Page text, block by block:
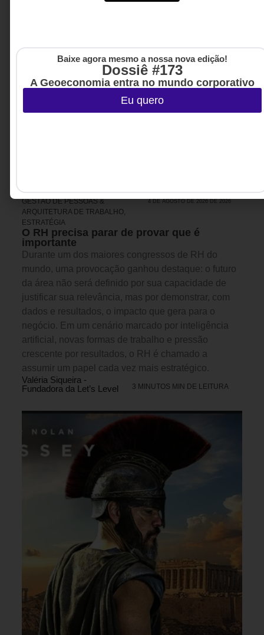
GESTÃO DE PESSOAS &
ARQUITETURA DE TRABALHO,
ESTRATÉGIA
4 DE AGOSTO DE 2026 DE 2026
O RH precisa parar de provar que é
importante
Durante um dos maiores congressos de RH do
mundo, uma provocação ganhou destaque: o futuro
da área não será definido por sua capacidade de
justificar sua relevância, mas por demonstrar, com
dados e resultados, o impacto que gera para o
negócio. Em um cenário marcado por inteligência
artificial, novas formas de trabalho e pressão
crescente por resultados, o RH é chamado a
assumir um papel cada vez mais estratégico.
Valéria Siqueira -
Fundadora da Let’s Level
3 MINUTOS MIN DE LEITURA
Baixe agora mesmo a nossa nova edição!
Dossiê #173
A Geoeconomia entra no mundo corporativo
Eu quero